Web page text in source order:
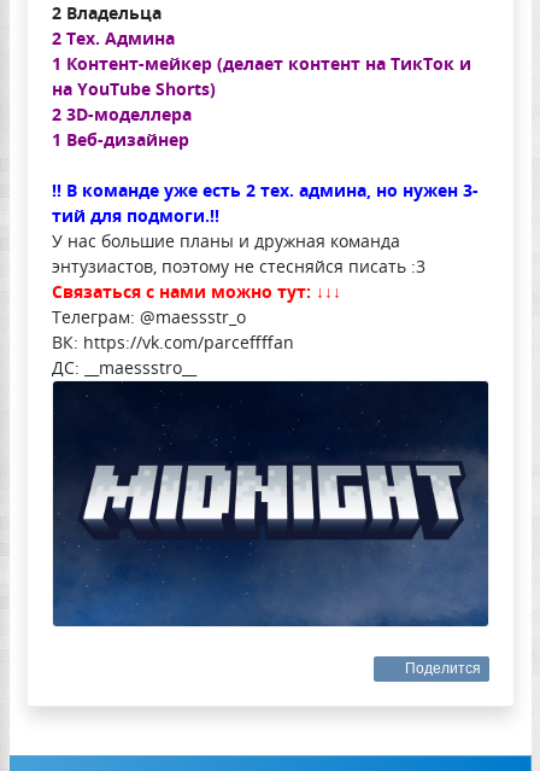
2 Владельца
2 Тех. Админа
1 Контент-мейкер (делает контент на ТикТок и
на YouTube Shorts)
2 3D-моделлера
1 Веб-дизайнер
‼️ В команде уже есть 2 тех. админа, но нужен 3-
тий для подмоги.‼️
У нас большие планы и дружная команда
энтузиастов, поэтому не стесняйся писать :3
Связаться с нами можно тут: ↓↓↓
Телеграм: @maessstr_o
ВК: https://vk.com/parceffffan
ДС: __maessstro__
Поделится